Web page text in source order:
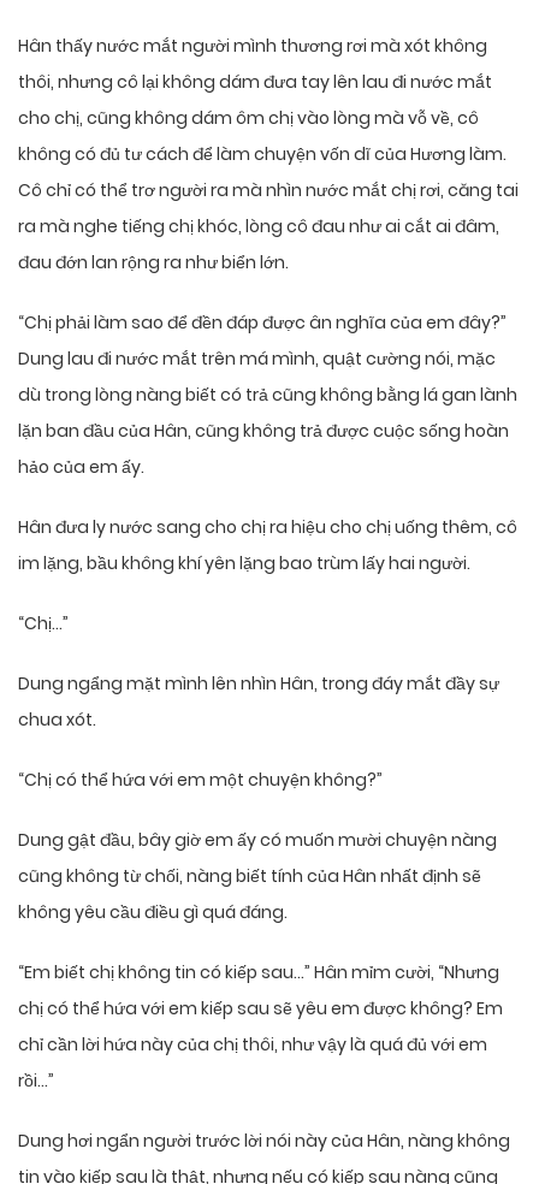
Hân thấy nước mắt người mình thương rơi mà xót không
thôi, nhưng cô lại không dám đưa tay lên lau đi nước mắt
cho chị, cũng không dám ôm chị vào lòng mà vỗ về, cô
không có đủ tư cách để làm chuyện vốn dĩ của Hương làm.
Cô chỉ có thể trơ người ra mà nhìn nước mắt chị rơi, căng tai
ra mà nghe tiếng chị khóc, lòng cô đau như ai cắt ai đâm,
đau đớn lan rộng ra như biển lớn.
“Chị phải làm sao để đền đáp được ân nghĩa của em đây?”
Dung lau đi nước mắt trên má mình, quật cường nói, mặc
dù trong lòng nàng biết có trả cũng không bằng lá gan lành
lặn ban đầu của Hân, cũng không trả được cuộc sống hoàn
hảo của em ấy.
Hân đưa ly nước sang cho chị ra hiệu cho chị uống thêm, cô
im lặng, bầu không khí yên lặng bao trùm lấy hai người.
“Chị…”
Dung ngẩng mặt mình lên nhìn Hân, trong đáy mắt đầy sự
chua xót.
“Chị có thể hứa với em một chuyện không?”
Dung gật đầu, bây giờ em ấy có muốn mười chuyện nàng
cũng không từ chối, nàng biết tính của Hân nhất định sẽ
không yêu cầu điều gì quá đáng.
“Em biết chị không tin có kiếp sau…” Hân mỉm cười, “Nhưng
chị có thể hứa với em kiếp sau sẽ yêu em được không? Em
chỉ cần lời hứa này của chị thôi, như vậy là quá đủ với em
rồi…”
Dung hơi ngẩn người trước lời nói này của Hân, nàng không
tin vào kiếp sau là thật, nhưng nếu có kiếp sau nàng cũng